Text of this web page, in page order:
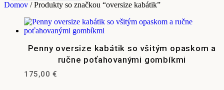
Domov / Produkty so značkou “oversize kabátik”
Penny oversize kabátik so všitým opaskom a
ručne poťahovanými gombíkmi
175,00 €